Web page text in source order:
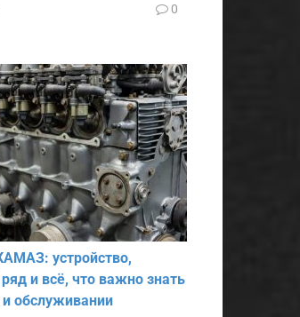
0
устройство,
и всё, что важно знать
обслуживании